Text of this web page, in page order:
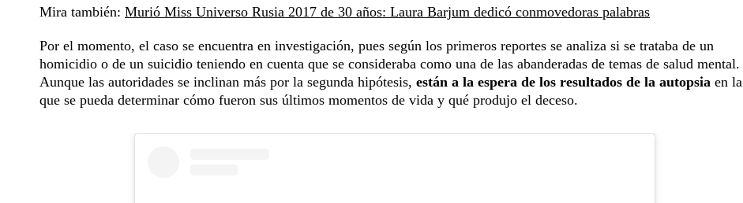
Mira también: Murió Miss Universo Rusia 2017 de 30 años: Laura Barjum dedicó conmovedoras palabras
Por el momento, el caso se encuentra en investigación, pues según los primeros reportes se analiza si se trataba de un
homicidio o de un suicidio teniendo en cuenta que se consideraba como una de las abanderadas de temas de salud mental.
Aunque las autoridades se inclinan más por la segunda hipótesis, están a la espera de los resultados de la autopsia en la
que se pueda determinar cómo fueron sus últimos momentos de vida y qué produjo el deceso.